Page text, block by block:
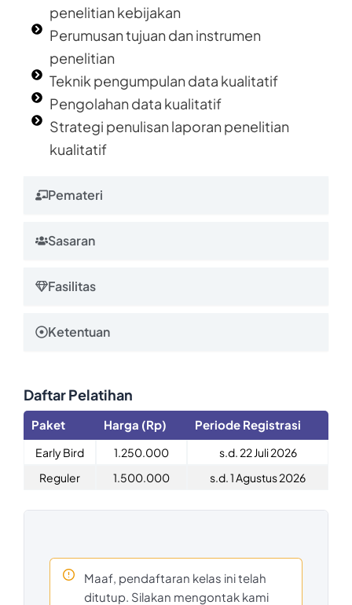
Pemateri
Sasaran
Fasilitas
Ketentuan
penelitian kebijakan
Perumusan tujuan dan instrumen
penelitian
Teknik pengumpulan data kualitatif
Pengolahan data kualitatif
Strategi penulisan laporan penelitian
kualitatif
Daftar Pelatihan
Paket Harga (Rp) Periode Registrasi
Early Bird 1.250.000
s.d. 22 Juli 2026
Reguler
1.500.000 s.d. 1 Agustus 2026
Maaf, pendaftaran kelas ini telah
ditutup. Silakan mengontak kami